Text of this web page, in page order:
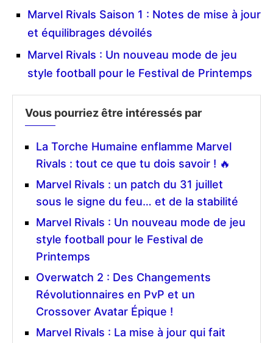
Marvel Rivals Saison 1 : Notes de mise à jour
et équilibrages dévoilés
Marvel Rivals : Un nouveau mode de jeu
style football pour le Festival de Printemps
Vous pourriez être intéressés par
La Torche Humaine enflamme Marvel
Rivals : tout ce que tu dois savoir ! 🔥
Marvel Rivals : un patch du 31 juillet
sous le signe du feu… et de la stabilité
Marvel Rivals : Un nouveau mode de jeu
style football pour le Festival de
Printemps
Overwatch 2 : Des Changements
Révolutionnaires en PvP et un
Crossover Avatar Épique !
Marvel Rivals : La mise à jour qui fait